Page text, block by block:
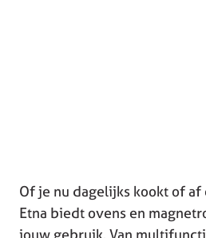
Of je nu dagelijks kookt of
Etna biedt ovens en